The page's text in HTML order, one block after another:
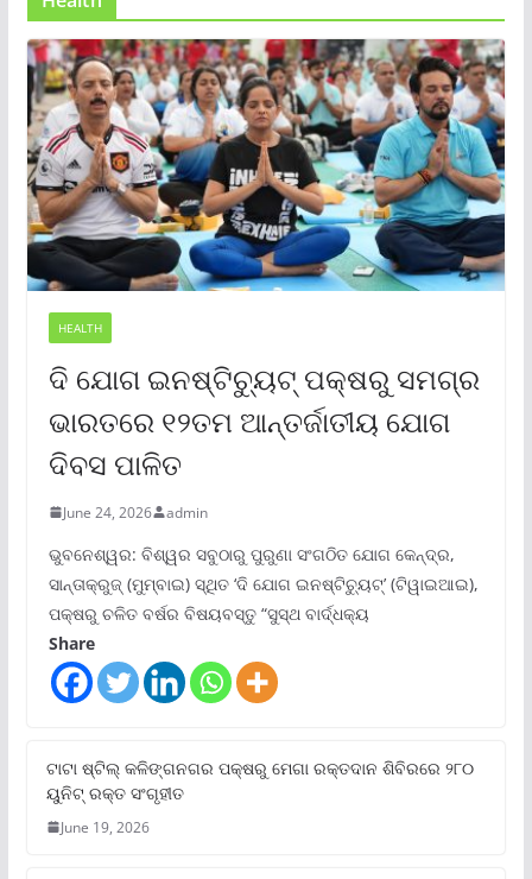
HEALTH
ଦି ଯୋଗ ଇନଷ୍ଟିଚ୍ୟୁଟ୍ ପକ୍ଷରୁ ସମଗ୍ର
ଭାରତରେ ୧୨ତମ ଆନ୍ତର୍ଜାତୀୟ ଯୋଗ
ଦିବସ ପାଳିତ
June 24, 2026 admin
ଭୁବନେଶ୍ୱର: ବିଶ୍ୱର ସବୁଠାରୁ ପୁରୁଣା ସଂଗଠିତ ଯୋଗ କେନ୍ଦ୍ର,
ସାନ୍ତାକ୍ରୁଜ୍ (ମୁମ୍ବାଇ) ସ୍ଥିତ ‘ଦି ଯୋଗ ଇନଷ୍ଟିଚ୍ୟୁଟ୍‌’ (ଟିୱାଇଆଇ),
ପକ୍ଷରୁ ଚଳିତ ବର୍ଷର ବିଷୟବସ୍ତୁ “ସୁସ୍ଥ ବାର୍ଦ୍ଧକ୍ୟ
Share
ଟାଟା ଷ୍ଟିଲ୍‌ କଳିଙ୍ଗନଗର ପକ୍ଷରୁ ମେଗା ରକ୍ତଦାନ ଶିବିରରେ ୨୮୦
ୟୁନିଟ୍‌ ରକ୍ତ ସଂଗୃହୀତ
June 19, 2026